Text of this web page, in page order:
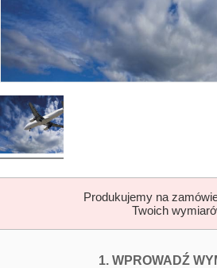
Produkujemy na
Twoich
1. WPROWADŹ